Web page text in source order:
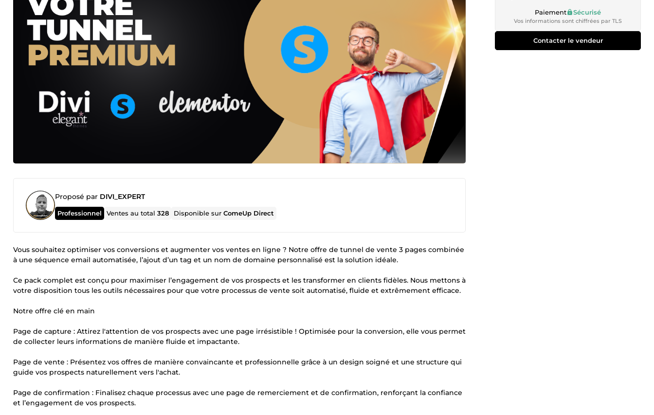
Proposé par DIVI_EXPERT
Professionnel Ventes au total328 Disponible surComeUp Direct
Vous souhaitez optimiser vos conversions et augmenter vos ventes en ligne ? Notre offre de tunnel de vente 3 pages combinée
à une séquence email automatisée, l’ajout d’un tag et un nom de domaine personnalisé est la solution idéale.
Ce pack complet est conçu pour maximiser l’engagement de vos prospects et les transformer en clients fidèles. Nous mettons à
votre disposition tous les outils nécessaires pour que votre processus de vente soit automatisé, fluide et extrêmement efficace.
Notre offre clé en main
Page de capture : Attirez l'attention de vos prospects avec une page irrésistible ! Optimisée pour la conversion, elle vous permet
de collecter leurs informations de manière fluide et impactante.
Page de vente : Présentez vos offres de manière convaincante et professionnelle grâce à un design soigné et une structure qui
guide vos prospects naturellement vers l'achat.
Page de confirmation : Finalisez chaque processus avec une page de remerciement et de confirmation, renforçant la confiance
et l’engagement de vos prospects.
Paiement Sécurisé
Vos informations sont chiffrées par TLS
Contacter le vendeur